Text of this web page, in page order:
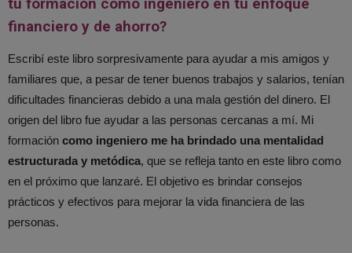
financiero y de ahorro?
Escribí este libro sorpresivamente para ayudar a mis amigos y
familiares que, a pesar de tener buenos trabajos y salarios, tenían
dificultades financieras debido a una mala gestión del dinero. El
origen del libro fue ayudar a las personas cercanas a mí. Mi
formación como ingeniero me ha brindado una mentalidad
estructurada y metódica, que se refleja tanto en este libro como
en el próximo que lanzaré. El objetivo es brindar consejos
prácticos y efectivos para mejorar la vida financiera de las
personas.